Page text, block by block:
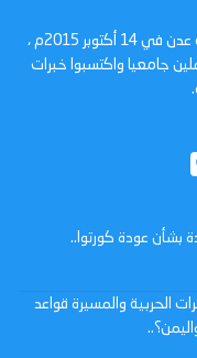
عدن تايم - صحيفة الكترونية تأسست في مدينة عدن في 14 أكتوبر 2015م ،
جامعيا واكتسبوا خبرات
بشأن عودة كورتوا..
الحربية والمسيرة قواعد